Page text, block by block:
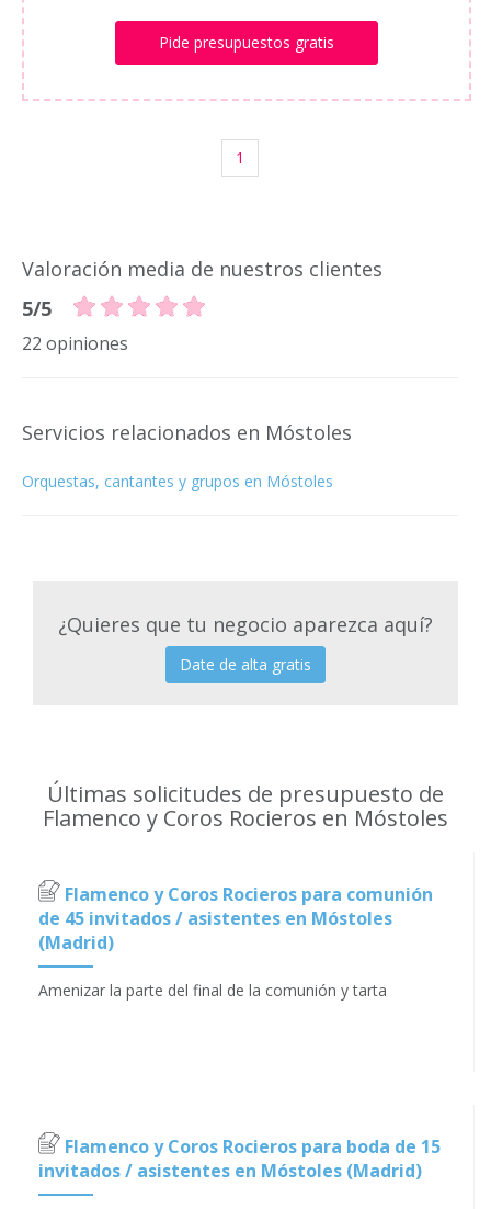
Pide presupuestos gratis
1
Valoración media de nuestros clientes
5/5
22 opiniones
Servicios relacionados en Móstoles
Orquestas, cantantes y grupos en Móstoles
¿Quieres que tu negocio aparezca aquí?
Date de alta gratis
Últimas solicitudes de presupuesto de
Flamenco y Coros Rocieros en Móstoles
Flamenco y Coros Rocieros para comunión
de 45 invitados / asistentes en Móstoles
(Madrid)
Amenizar la parte del final de la comunión y tarta
Flamenco y Coros Rocieros para boda de 15
invitados / asistentes en Móstoles (Madrid)